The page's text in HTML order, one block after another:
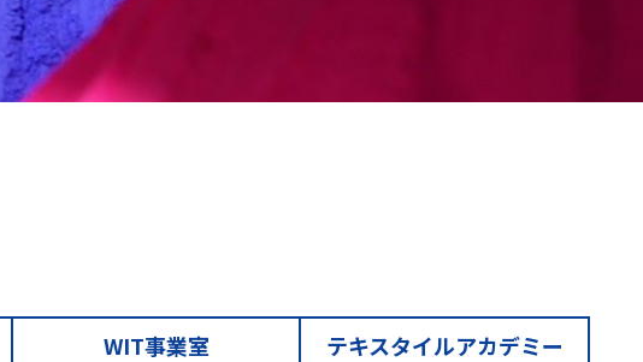
WIT事業室 テキスタイルアカデミー